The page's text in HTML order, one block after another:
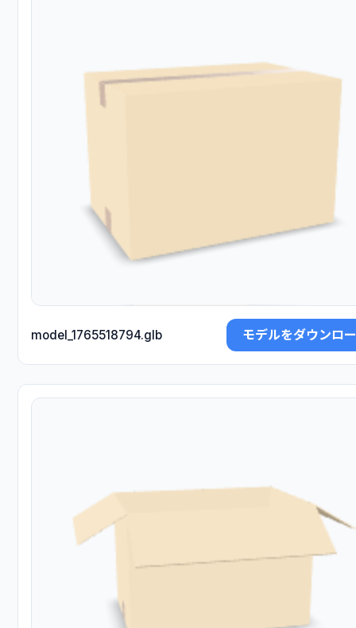
model_1765518794.glb モデルをダウンロ